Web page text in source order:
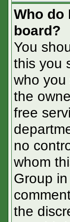
Who do
board?
You
this you
who
the
free
no
whom
Group
the